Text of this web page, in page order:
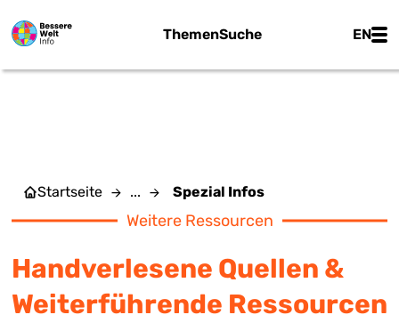
ThemenSuche EN
Startseite ... Spezial Infos
Weitere Ressourcen
Handverlesene Quellen &
Weiterführende Ressourcen